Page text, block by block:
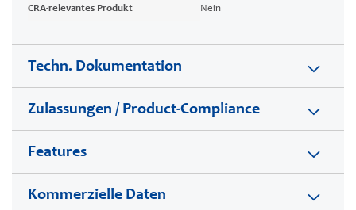
CRA-relevantes Produkt Nein
Techn. Dokumentation
Zulassungen / Product-Compliance
Features
Kommerzielle Daten